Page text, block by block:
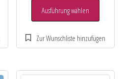
Ausführung wählen